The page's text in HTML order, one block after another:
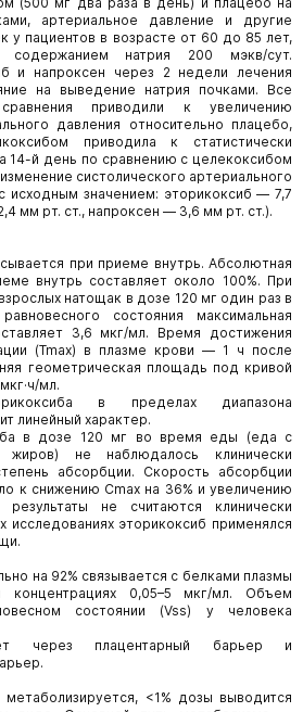
артериальное давление и другие
у пациентов в возрасте от 60 до 85 лет,
содержанием натрия 200 мэкв/сут.
и напроксен через 2 недели лечения
на выведение натрия почками. Все
приводили к увеличению
давления относительно плацебо,
приводила к статистически
14-й день по сравнению с целекоксибом
систолического артериального
исходным значением: эторикоксиб — 7,7
мм рт. ст., напроксен — 3,6 мм рт. ст.).
при приеме внутрь. Абсолютная
внутрь составляет около 100%. При
натощак в дозе 120 мг один раз в
состояния максимальная
3,6 мкг/мл. Время достижения
(Tmax) в плазме крови — 1 ч после
геометрическая площадь под кривой
мл.
в пределах диапазона
линейный характер.
в дозе 120 мг во время еды (еда с
жиров) не наблюдалось клинически
абсорбции. Скорость абсорбции
к снижению Cmax на 36% и увеличению
не считаются клинически
исследованиях эторикоксиб применялся
на 92% связывается с белками плазмы
0,05–5 мкг/мл. Объем
состоянии (Vss) у человека
через плацентарный барьер и
метаболизируется, <1% дозы выводится